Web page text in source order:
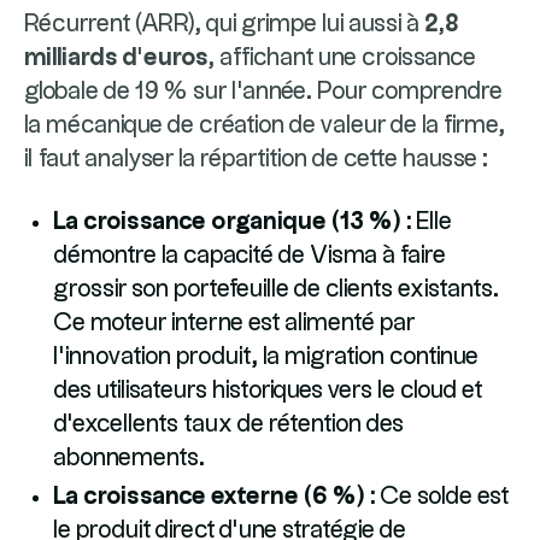
Récurrent (ARR), qui grimpe lui aussi à 2,8
milliards d’euros, affichant une croissance
globale de 19 % sur l'année. Pour comprendre
la mécanique de création de valeur de la firme,
il faut analyser la répartition de cette hausse :
La croissance organique (13 %) : Elle
démontre la capacité de Visma à faire
grossir son portefeuille de clients existants.
Ce moteur interne est alimenté par
l'innovation produit, la migration continue
des utilisateurs historiques vers le cloud et
d'excellents taux de rétention des
abonnements.
La croissance externe (6 %) : Ce solde est
le produit direct d’une stratégie de